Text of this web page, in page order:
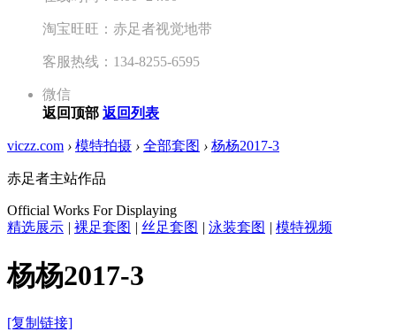
淘宝旺旺：赤足者视觉地带
客服热线：134-8255-6595
微信
返回顶部 返回列表
viczz.com › 模特拍摄 › 全部套图 › 杨杨2017-3
赤足者主站作品
Official Works For Displaying
精选展示 | 裸足套图 | 丝足套图 | 泳装套图 | 模特视频
杨杨2017-3
[复制链接]